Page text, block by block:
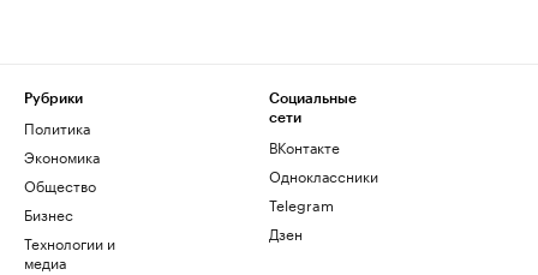
Рубрики
Политика
Экономика
Общество
Бизнес
Технологии и
медиа
Социальные
сети
ВКонтакте
Одноклассники
Telegram
Дзен